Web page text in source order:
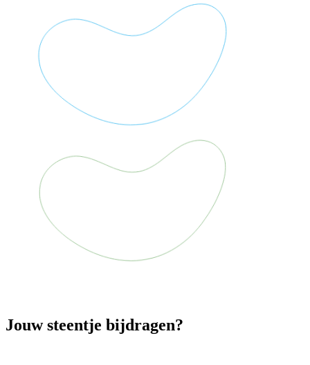
Jouw steentje bijdragen?